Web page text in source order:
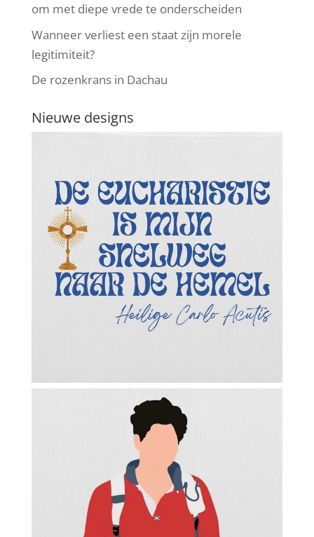
om met diepe vrede te onderscheiden
Wanneer verliest een staat zijn morele
legitimiteit?
De rozenkrans in Dachau
Nieuwe designs